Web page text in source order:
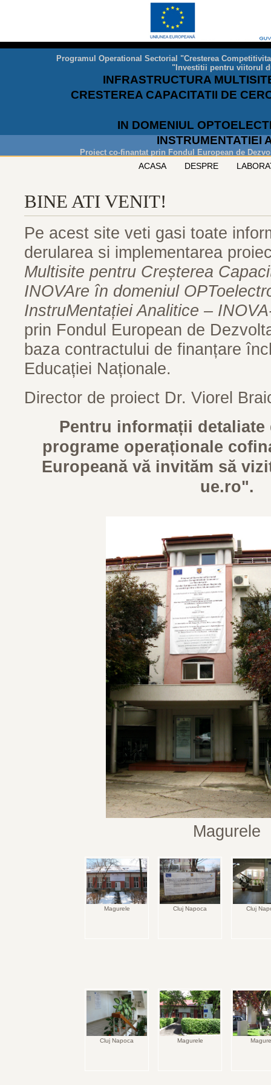
Programul Operational Sectorial "Cresterea
"Investitii pentru viitorul
INFRASTRUCTURA
CRESTEREA CAPACITATII DE
IN DOMENIUL
INSTRUMENTATIEI
Proiect co-finantat prin Fondul European de
ACASA DESPRE
BINE ATI VENIT!
Pe acest site veti gasi toate
derularea si implementarea
Multisite pentru Creșterea
INOVAre în domeniul
InstruMentației Analitice –
prin Fondul European de
baza contractului de finanțare
Educației Naționale.
Director de proiect Dr. Viorel
Pentru informații detaliate
programe operaționale
Europeană vă invităm să
ue.ro".
Magurele
Magurele Cluj Napoca Cluj
Cluj Napoca Magurele